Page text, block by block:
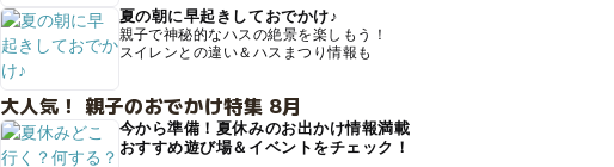
夏の朝に早起きしておでかけ♪
親子で神秘的なハスの絶景を楽しもう！
スイレンとの違い＆ハスまつり情報も
大人気！ 親子のおでかけ特集 8月
今から準備！夏休みのお出かけ情報満載
おすすめ遊び場＆イベントをチェック！